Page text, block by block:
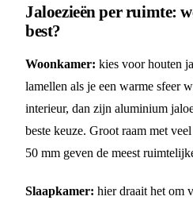
Jaloezieën per ruimte:
best?
Woonkamer: kies voor houten
lamellen als je een warme sfeer
interieur, dan zijn aluminium
beste keuze. Groot raam met
50 mm geven de meest
Slaapkamer: hier draait het om